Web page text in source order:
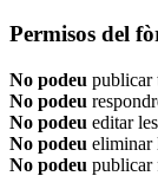
Permisos del
No podeu publicar
No podeu
No podeu editar
No podeu eliminar
No podeu publicar